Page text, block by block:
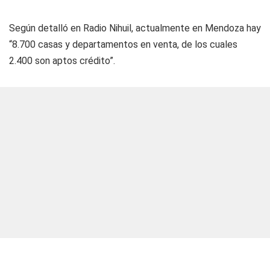
Según detalló en Radio Nihuil, actualmente en Mendoza hay
“8.700 casas y departamentos en venta, de los cuales
2.400 son aptos crédito”.